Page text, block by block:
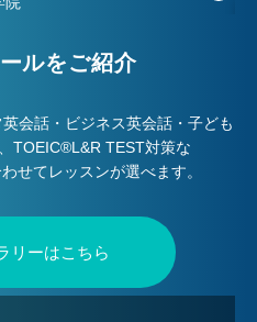
ルをご紹介
会話・ビジネス英会話・子ども
TOEIC®L&R TEST対策な
せてレッスンが選べます。
リーはこちら